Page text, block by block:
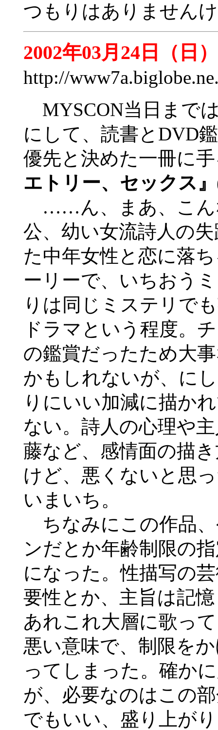
つもりはありません
2002年03月24日（日）
http://
MYSCON当日まで
にして、読書とDVD
優先と決めた一冊に
エトリー、セックス
……ん、まあ、こん
公、幼い女流詩人の
た中年女性と恋に落
ーリーで、いちおう
りは同じミステリで
ドラマという程度。
の鑑賞だったため大
かもしれないが、に
りにいい加減に描か
ない。詩人の心理や
藤など、感情面の描
けど、悪くないと思
いまいち。
ちなみにこの作品
ンだとか年齢制限の
になった。性描写の
要性とか、主旨は記
あれこれ大層に歌っ
悪い意味で、制限を
ってしまった。確か
が、必要なのはこの
でもいい、盛り上が